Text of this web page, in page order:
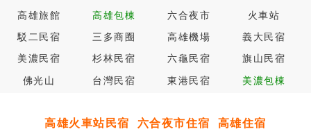
高雄旅館 高雄包棟 六合夜市 火車站
駁二民宿 三多商圈 高雄機場 義大民宿
美濃民宿 杉林民宿 六龜民宿 旗山民宿
佛光山 台灣民宿 東港民宿 美濃包棟
高雄火車站民宿 六合夜市住宿 高雄住宿